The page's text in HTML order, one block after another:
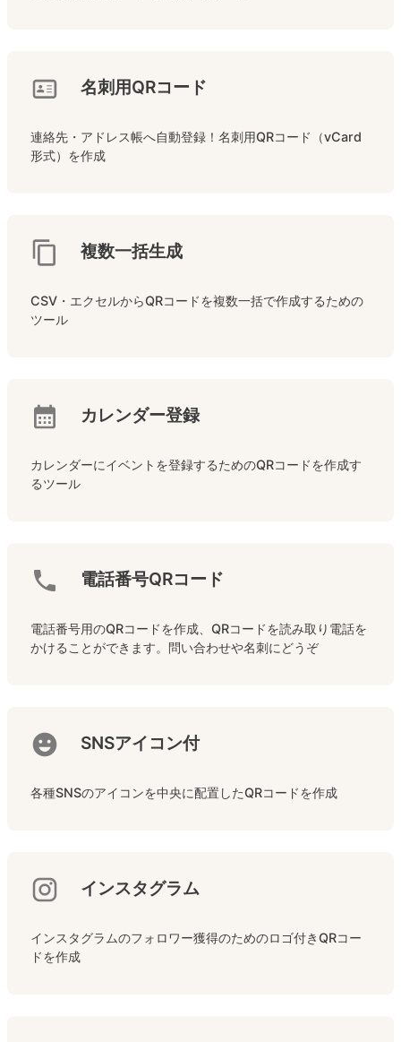
名刺用QRコード
連絡先・アドレス帳へ自動登録！名刺用QRコード（vCard
形式）を作成
複数一括生成
CSV・エクセルからQRコードを複数一括で作成するための
ツール
カレンダー登録
カレンダーにイベントを登録するためのQRコードを作成す
るツール
電話番号QRコード
電話番号用のQRコードを作成、QRコードを読み取り電話を
かけることができます。問い合わせや名刺にどうぞ
SNSアイコン付
各種SNSのアイコンを中央に配置したQRコードを作成
インスタグラム
インスタグラムのフォロワー獲得のためのロゴ付きQRコー
ドを作成